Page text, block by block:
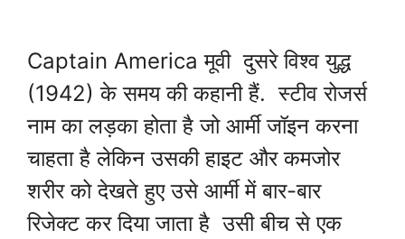
Captain America मूवी दुसरे विश्व युद्ध
(1942) के समय की कहानी हैं. स्टीव रोजर्स
नाम का लड़का होता है जो आर्मी जॉइन करना
चाहता है लेकिन उसकी हाइट और कमजोर
शरीर को देखते हुए उसे आर्मी में बार-बार
रिजेक्ट कर दिया जाता है उसी बीच से एक